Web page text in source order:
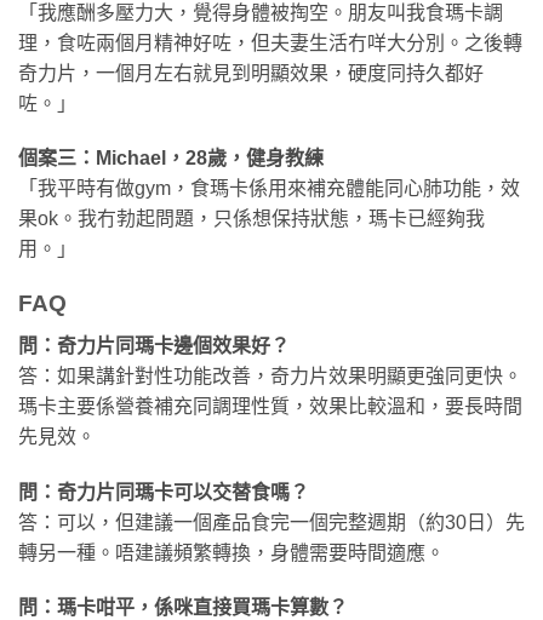
「我應酬多壓力大，覺得身體被掏空。朋友叫我食瑪卡調
理，食咗兩個月精神好咗，但夫妻生活冇咩大分別。之後轉
奇力片，一個月左右就見到明顯效果，硬度同持久都好
咗。」
個案三：Michael，28歲，健身教練
「我平時有做gym，食瑪卡係用來補充體能同心肺功能，效
果ok。我冇勃起問題，只係想保持狀態，瑪卡已經夠我
用。」
FAQ
問：奇力片同瑪卡邊個效果好？
答：如果講針對性功能改善，奇力片效果明顯更強同更快。
瑪卡主要係營養補充同調理性質，效果比較溫和，要長時間
先見效。
問：奇力片同瑪卡可以交替食嗎？
答：可以，但建議一個產品食完一個完整週期（約30日）先
轉另一種。唔建議頻繁轉換，身體需要時間適應。
問：瑪卡咁平，係咪直接買瑪卡算數？